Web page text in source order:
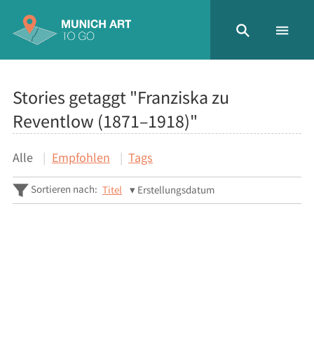
Stories getaggt "Franziska zu
Reventlow (1871–1918)"
Alle Empfohlen Tags
Sortieren nach: Titel Erstellungsdatum